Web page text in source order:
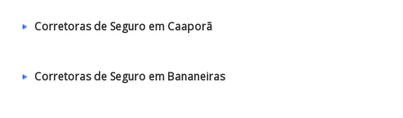
Corretoras de Seguro em Caaporã
Corretoras de Seguro em Bananeiras